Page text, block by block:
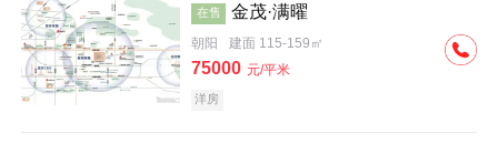
在售 金茂·满曜
朝阳 建面 115-159㎡
75000 元/平米
洋房